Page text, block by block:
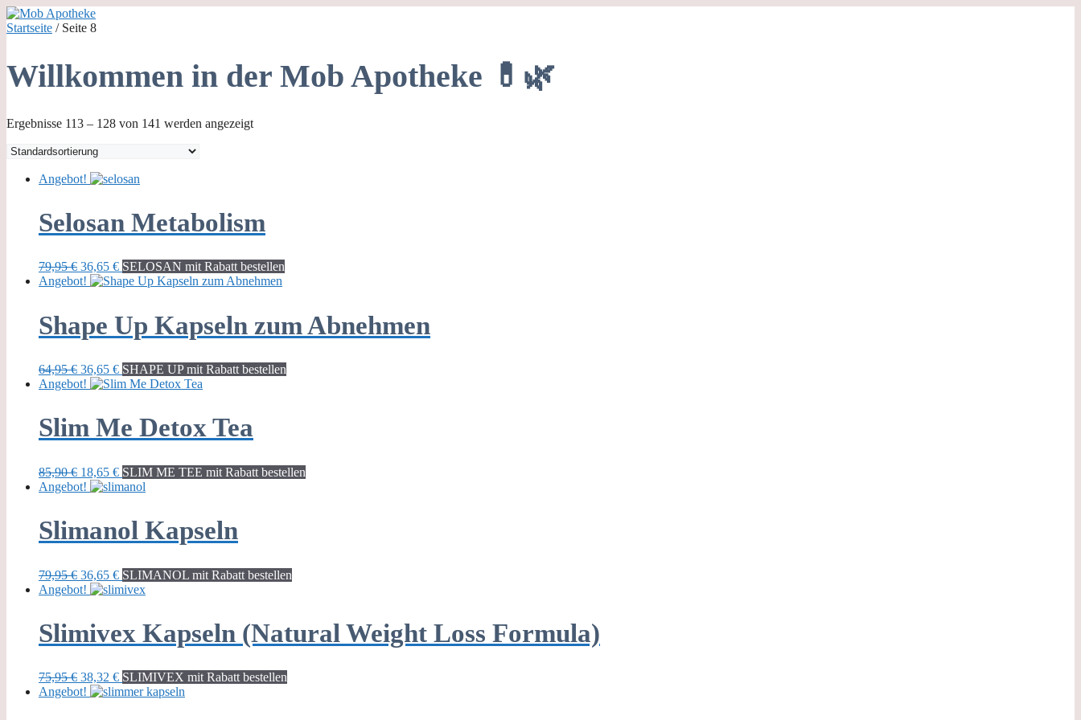
Zum
Inhalt
Startseite / Seite 8
Willkommen in der Mob Apotheke 💊🌿
Ergebnisse 113 – 128 von 141 werden angezeigt
Angebot!
Selosan Metabolism
79,95€ Ursprünglicher
Preis
36,65 €Aktueller
Preis
SELOSAN mit Rabatt bestellen
Angebot!
Shape Up Kapseln zum Abnehmen
64,95€ Ursprünglicher
Preis
36,65 €Aktueller
Preis
SHAPE UP mit Rabatt bestellen
Angebot!
Slim Me Detox Tea
85,90€ Ursprünglicher
Preis
18,65 €Aktueller
Preis
SLIM ME TEE mit Rabatt bestellen
Angebot!
Slimanol Kapseln
79,95€ Ursprünglicher
Preis
36,65 €Aktueller
Preis
SLIMANOL mit Rabatt bestellen
Angebot!
Slimivex Kapseln (Natural Weight Loss Formula)
75,95€ Ursprünglicher
Preis
38,32 €Aktueller
Preis
SLIMIVEX mit Rabatt bestellen
Angebot!